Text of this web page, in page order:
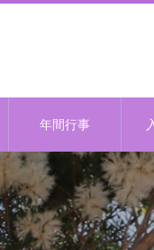
年間行事